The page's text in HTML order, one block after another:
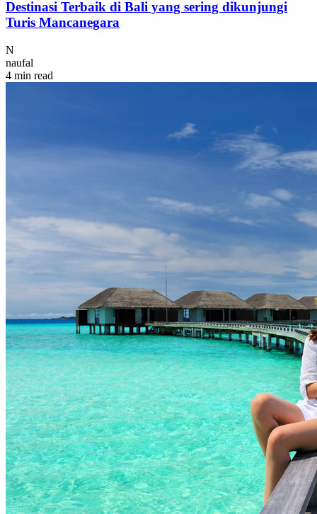
Destinasi Terbaik di Bali yang sering dikunjungi
Turis Mancanegara
N
naufal
4 min read